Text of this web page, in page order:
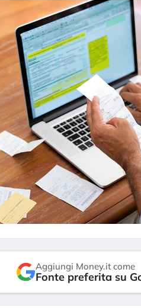
Aggiungi Money.it come
Fonte preferita su
estreme alla
Cosa sta guidando il
asset?
segni di stanchezza